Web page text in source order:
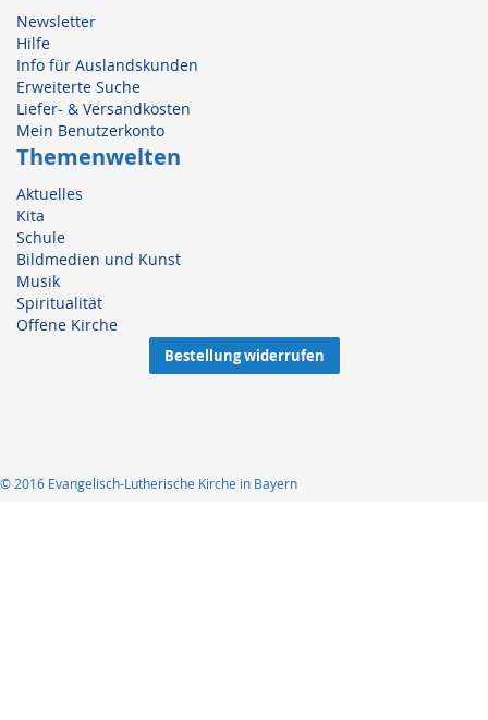
Newsletter
Hilfe
Info für Auslandskunden
Erweiterte Suche
Liefer- & Versandkosten
Mein Benutzerkonto
Themenwelten
Aktuelles
Kita
Schule
Bildmedien und Kunst
Musik
Spiritualität
Offene Kirche
Bestellung widerrufen
© 2016 Evangelisch-Lutherische Kirche in Bayern